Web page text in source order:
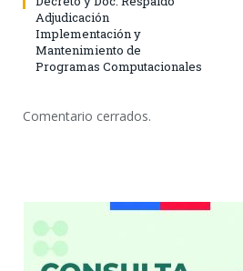
Adjudicación
Implementación y
Mantenimiento de
Programas Computacionales
Comentario cerrados.